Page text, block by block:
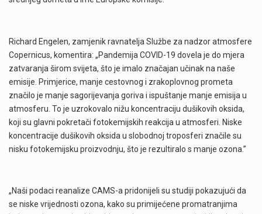
Richard Engelen, zamjenik ravnatelja Službe za nadzor atmosfere
Copernicus, komentira: „Pandemija COVID-19 dovela je do mjera
zatvaranja širom svijeta, što je imalo značajan učinak na naše
emisije. Primjerice, manje cestovnog i zrakoplovnog prometa
značilo je manje sagorijevanja goriva i ispuštanje manje emisija u
atmosferu. To je uzrokovalo nižu koncentraciju dušikovih oksida,
koji su glavni pokretači fotokemijskih reakcija u atmosferi. Niske
koncentracije dušikovih oksida u slobodnoj troposferi značile su
nisku fotokemijsku proizvodnju, što je rezultiralo s manje ozona.”
„Naši podaci reanalize CAMS-a pridonijeli su studiji pokazujući da
se niske vrijednosti ozona, kako su primijećene promatranjima